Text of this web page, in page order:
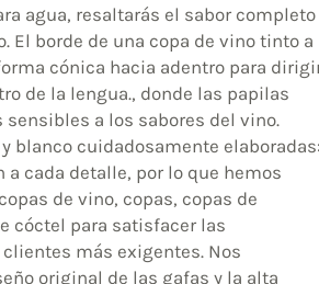
agua, resaltarás el sabor completo
El borde de una copa de vino tinto a
cónica hacia adentro para
de la lengua., donde las papilas
a los sabores del vino.
blanco cuidadosamente
cada detalle, por lo que hemos
de vino, copas, copas de
cóctel para satisfacer las
más exigentes. Nos
original de las gafas y la alta